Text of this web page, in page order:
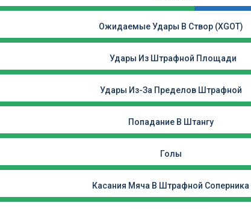
Ожидаемые Удары В Створ (xGOT)
Удары Из Штрафной Площади
Удары Из-За Пределов Штрафной
Попадание В Штангу
Голы
Касания Мяча В Штрафной Соперника